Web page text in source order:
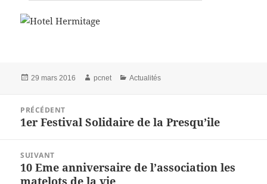
Publié
29 mars 2016 Auteur
pcnet Catégories
Actualités
l’article
PRÉCÉDENT
Article
1er Festival Solidaire de la Presqu’ile
SUIVANT
Article
10 Eme anniversaire de l’association les